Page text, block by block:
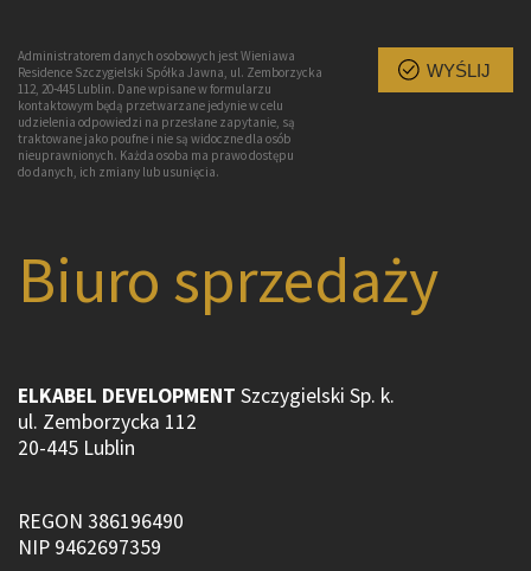
Administratorem danych osobowych jest Wieniawa
Residence Szczygielski Spółka Jawna, ul. Zemborzycka
112, 20-445 Lublin. Dane wpisane w formularzu
kontaktowym będą przetwarzane jedynie w celu
udzielenia odpowiedzi na przesłane zapytanie, są
traktowane jako poufne i nie są widoczne dla osób
nieuprawnionych. Każda osoba ma prawo dostępu
do danych, ich zmiany lub usunięcia.
WYŚLIJ
Biuro sprzedaży
ELKABEL DEVELOPMENT Szczygielski Sp. k.
ul. Zemborzycka 112
20-445 Lublin
REGON 386196490
NIP 9462697359